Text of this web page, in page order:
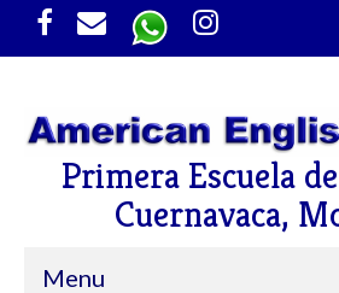
Primera Escuela
Cuernavaca,
Menu